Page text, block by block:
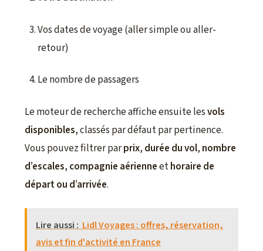
Vos dates de voyage (aller simple ou aller-
retour)
Le nombre de passagers
Le moteur de recherche affiche ensuite lesvols
disponibles, classés par défaut par pertinence.
Vous pouvez filtrer parprix, durée du vol, nombre
d’escales, compagnie aérienneethoraire de
départ ou d’arrivée.
Lire aussi : Lidl Voyages : offres, réservation,
avis et fin d'activité en France